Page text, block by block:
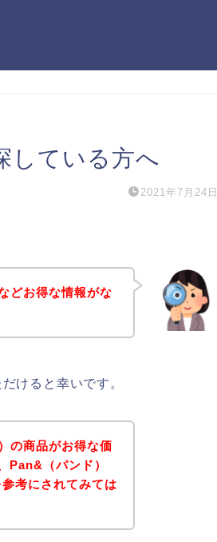
している方へ
2021年7月24日
どお得な情報がな
けると幸いです。
の商品がお得な価
Pan&（パンド）
考にされてみては